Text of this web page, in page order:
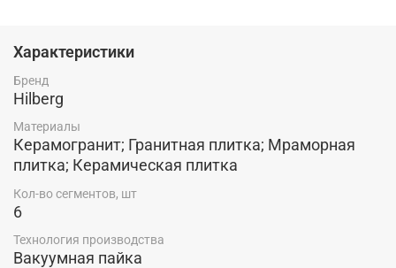
Характеристики
Бренд
Hilberg
Материалы
Керамогранит; Гранитная плитка; Мраморная
плитка; Керамическая плитка
Кол-во сегментов, шт
6
Технология производства
Вакуумная пайка